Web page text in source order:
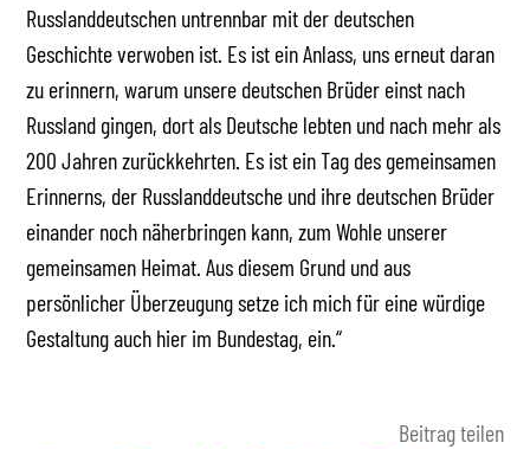
Russlanddeutschen untrennbar mit der deutschen
Geschichte verwoben ist. Es ist ein Anlass, uns erneut daran
zu erinnern, warum unsere deutschen Brüder einst nach
Russland gingen, dort als Deutsche lebten und nach mehr als
200 Jahren zurückkehrten. Es ist ein Tag des gemeinsamen
Erinnerns, der Russlanddeutsche und ihre deutschen Brüder
einander noch näherbringen kann, zum Wohle unserer
gemeinsamen Heimat. Aus diesem Grund und aus
persönlicher Überzeugung setze ich mich für eine würdige
Gestaltung auch hier im Bundestag, ein.“
Beitrag teilen